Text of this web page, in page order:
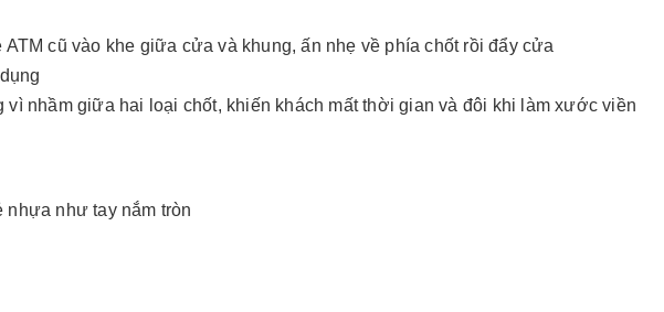
cũ vào khe giữa cửa và khung, ấn nhẹ về phía chốt rồi đẩy cửa
nhầm giữa hai loại chốt, khiến khách mất thời gian và đôi khi làm xước viền
như tay nắm tròn